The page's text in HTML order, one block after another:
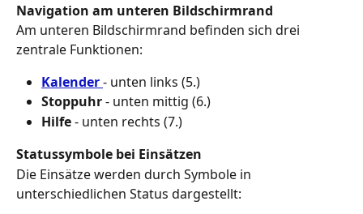
Navigation am unteren Bildschirmrand
Am unteren Bildschirmrand befinden sich drei
zentrale Funktionen:
Kalender - unten links (5.)
Stoppuhr - unten mittig (6.)
Hilfe - unten rechts (7.)
Statussymbole bei Einsätzen
Die Einsätze werden durch Symbole in
unterschiedlichen Status dargestellt: